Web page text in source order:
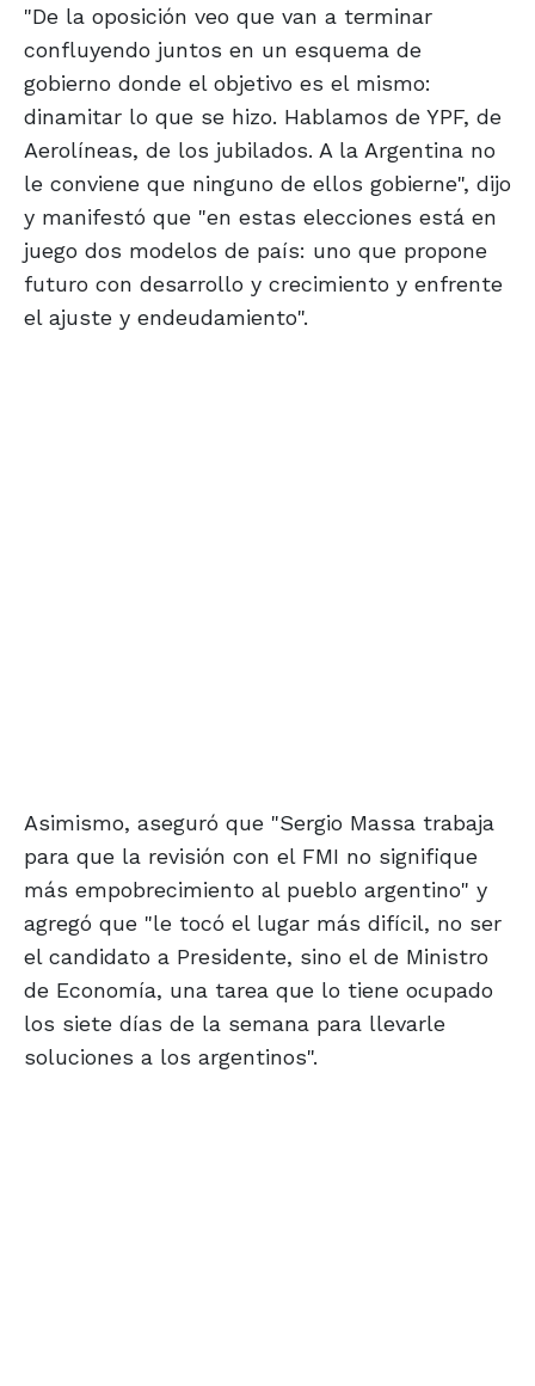
"De la oposición veo que van a terminar
confluyendo juntos en un esquema de
gobierno donde el objetivo es el mismo:
dinamitar lo que se hizo. Hablamos de YPF, de
Aerolíneas, de los jubilados. A la Argentina no
le conviene que ninguno de ellos gobierne", dijo
y manifestó que "en estas elecciones está en
juego dos modelos de país: uno que propone
futuro con desarrollo y crecimiento y enfrente
el ajuste y endeudamiento".
Asimismo, aseguró que "Sergio Massa trabaja
para que la revisión con el FMI no signifique
más empobrecimiento al pueblo argentino" y
agregó que "le tocó el lugar más difícil, no ser
el candidato a Presidente, sino el de Ministro
de Economía, una tarea que lo tiene ocupado
los siete días de la semana para llevarle
soluciones a los argentinos".